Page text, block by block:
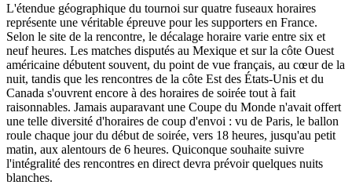
L'étendue géographique du tournoi sur quatre fuseaux horaires
représente une véritable épreuve pour les supporters en France.
Selon le site de la rencontre, le décalage horaire varie entre six et
neuf heures. Les matches disputés au Mexique et sur la côte Ouest
américaine débutent souvent, du point de vue français, au cœur de la
nuit, tandis que les rencontres de la côte Est des États-Unis et du
Canada s'ouvrent encore à des horaires de soirée tout à fait
raisonnables. Jamais auparavant une Coupe du Monde n'avait offert
une telle diversité d'horaires de coup d'envoi : vu de Paris, le ballon
roule chaque jour du début de soirée, vers 18 heures, jusqu'au petit
matin, aux alentours de 6 heures. Quiconque souhaite suivre
l'intégralité des rencontres en direct devra prévoir quelques nuits
blanches.